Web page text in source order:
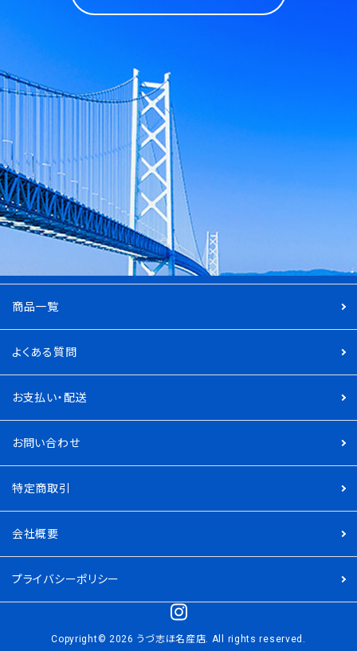
商品一覧
よくある質問
お支払い・配送
お問い合わせ
特定商取引
会社概要
プライバシーポリシー
Copyright© 2026 うづ志ほ名産店. All rights reserved.